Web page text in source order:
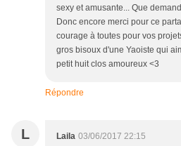
sexy et amusante... Que
Donc encore merci pour ce
courage à toutes pour vos
gros bisoux d'une Yaoiste qui
petit huit clos amoureux <3
Répondre
L Laila 03/06/2017 22:15